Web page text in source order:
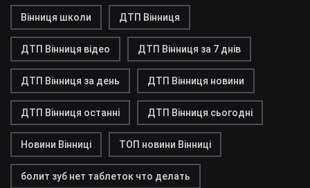
Вінниця школи ДТП Вінниця
ДТП Вінниця відео ДТП Вінниця за 7 днів
ДТП Вінниця за день ДТП Вінниця новини
ДТП Вінниця останні ДТП Вінниця сьогодні
Новини Вінниці ТОП новини Вінниці
болит зуб нет таблеток что делать